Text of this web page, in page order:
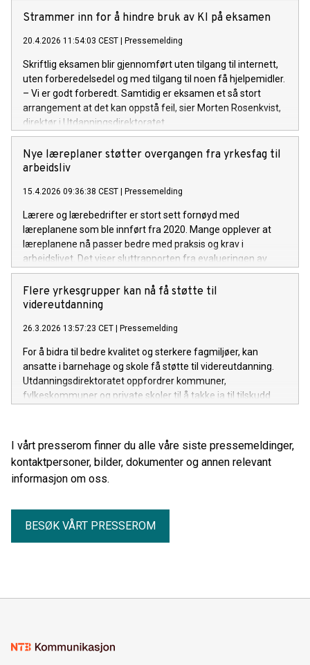
Strammer inn for å hindre bruk av KI på eksamen
20.4.2026 11:54:03 CEST Pressemelding
Skriftlig eksamen blir gjennomført uten tilgang til internett,
uten forberedelsedel og med tilgang til noen få hjelpemidler.
– Vi er godt forberedt. Samtidig er eksamen et så stort
arrangement at det kan oppstå feil, sier Morten Rosenkvist,
direktør i Utdanningsdirektoratet.
Nye læreplaner støtter overgangen fra yrkesfag til
arbeidsliv
15.4.2026 09:36:38 CEST Pressemelding
Lærere og lærebedrifter er stort sett fornøyd med
læreplanene som ble innført fra 2020. Mange opplever at
læreplanene nå passer bedre med praksis og krav i
arbeidslivet. Det viser sluttrapporten fra evalueringen av
fagfornyelsen i yrkesfag.
Flere yrkesgrupper kan nå få støtte til
videreutdanning
26.3.2026 13:57:23 CET Pressemelding
For å bidra til bedre kvalitet og sterkere fagmiljøer, kan
ansatte i barnehage og skole få støtte til videreutdanning.
Utdanningsdirektoratet oppfordrer kommuner,
fylkeskommuner og private skoler til å takke ja til tilskudd
I vårt presserom finner du alle våre siste pressemeldinger,
kontaktpersoner, bilder, dokumenter og annen relevant
informasjon om oss.
BESØK VÅRT PRESSEROM